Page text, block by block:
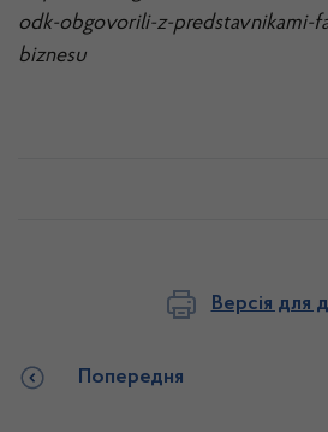
odk-obgovorili-z-predstavnikami-
biznesu
Версія для
Попередня